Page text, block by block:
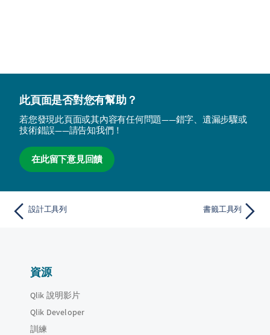
此頁面是否對您有幫助？
若您發現此頁面或其內容有任何問題——錯字、遺漏步驟或
技術錯誤——請告知我們！
在此留下意見回饋
設計工具列 書籤工具列
資源
Qlik 說明影片
Qlik Developer
訓練